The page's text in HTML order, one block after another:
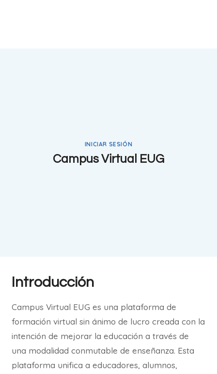
INICIAR SESIÓN
Campus Virtual EUG
Introducción
Campus Virtual EUG es una plataforma de
formación virtual sin ánimo de lucro creada con la
intención de mejorar la educación a través de
una modalidad conmutable de enseñanza. Esta
plataforma unifica a educadores, alumnos,